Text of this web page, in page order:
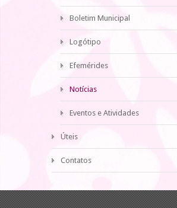
Boletim Municipal
Logótipo
Efemérides
Notícias
Eventos e Atividades
Úteis
Contatos